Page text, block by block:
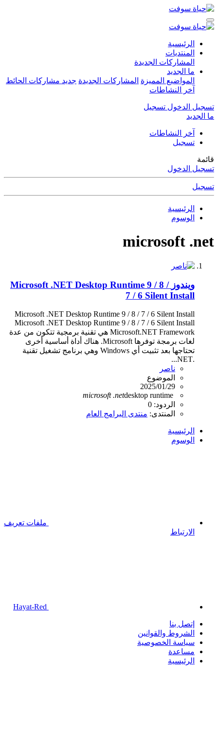
الرئيسية
المنتديات
المشاركات الجديدة
ما الجديد
المواضيع المميزة المشاركات الجديدة جديد مشاركات الحائط
آخر النشاطات
تسجيل الدخول تسجيل
ما الجديد
آخر النشاطات
تسجيل
قائمة
تسجيل الدخول
تسجيل
الرئيسية
الوسوم
microsoft .net
ويندوز Microsoft .NET Desktop Runtime 9 / 8 /
7 / 6 Silent Install
Microsoft .NET Desktop Runtime 9 / 8 / 7 / 6 Silent Install
Microsoft .NET Desktop Runtime 9 / 8 / 7 / 6 Silent Install
Microsoft.NET Framework هي تقنية برمجية تتكون من عدة
لغات برمجة توفرها Microsoft. هناك أداة أساسية أخرى
تحتاجها بعد تثبيت أي Windows وهي برنامج تشغيل تقنية
.NET...
ناصر
الموضوع
2025/01/29
desktop runtime
microsoft .net
الردود: 0
المنتدى: منتدى البرامج العام
الرئيسية
الوسوم
ملفات تعريف
الارتباط
إتصل بنا
الشروط والقوانين
سياسة الخصوصية
مساعدة
الرئيسية